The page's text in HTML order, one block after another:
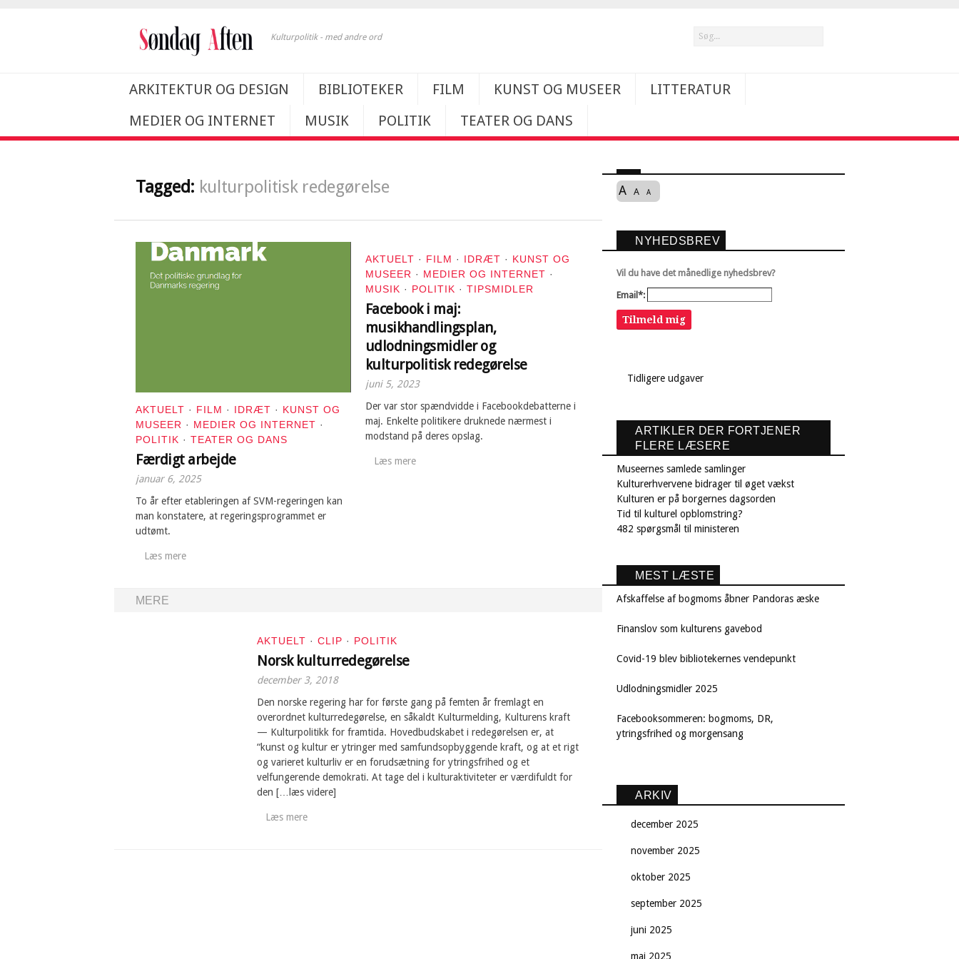
Kulturpolitik - med andre ord
ARKITEKTUR OG DESIGN BIBLIOTEKER FILM KUNST OG MUSEER
LITTERATUR
MEDIER OG INTERNET
MUSIK POLITIK TEATER OG DANS
Tagged: kulturpolitisk redegørelse
AKTUELT · FILM · IDRÆT · KUNST OG
MUSEER · MEDIER OG INTERNET ·
POLITIK · TEATER OG DANS
Færdigt arbejde
januar 6, 2025
To år efter etableringen af SVM-regeringen kan
man konstatere, at regeringsprogrammet er
udtømt.
Læs mere
AKTUELT · FILM · IDRÆT · KUNST OG
MUSEER · MEDIER OG INTERNET ·
MUSIK · POLITIK · TIPSMIDLER
Facebook i maj:
musikhandlingsplan,
udlodningsmidler og
kulturpolitisk redegørelse
juni 5, 2023
Der var stor spændvidde i Facebookdebatterne i
maj. Enkelte politikere druknede nærmest i
modstand på deres opslag.
Læs mere
MERE
AKTUELT · CLIP · POLITIK
Norsk kulturredegørelse
december 3, 2018
Den norske regering har for første gang på femten år fremlagt en
overordnet kulturredegørelse, en såkaldt Kulturmelding, Kulturens kraft
— Kulturpolitikk for framtida. Hovedbudskabet i redegørelsen er, at
“kunst og kultur er ytringer med samfundsopbyggende kraft, og at et rigt
og varieret kulturliv er en forudsætning for ytringsfrihed og et
velfungerende demokrati. At tage del i kulturaktiviteter er værdifuldt for
den […læs videre]
Læs mere
A A A
NYHEDSBREV
Vil du have det månedlige nyhedsbrev?
Email*:
Tilmeld mig
Tidligere udgaver
ARTIKLER DER FORTJENER
FLERE LÆSERE
Museernes samlede samlinger
Kulturerhvervene bidrager til øget vækst
Kulturen er på borgernes dagsorden
Tid til kulturel opblomstring?
482 spørgsmål til ministeren
MEST LÆSTE
Afskaffelse af bogmoms åbner Pandoras æske
Finanslov som kulturens gavebod
Covid-19 blev bibliotekernes vendepunkt
Udlodningsmidler 2025
Facebooksommeren: bogmoms, DR,
ytringsfrihed og morgensang
ARKIV
december 2025
november 2025
oktober 2025
september 2025
juni 2025
maj 2025